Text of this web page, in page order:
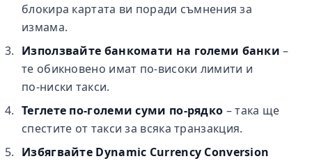
блокира картата ви поради съмнения за
измама.
Използвайте банкомати на големи банки –
те обикновено имат по‑високи лимити и
по‑ниски такси.
Теглете по‑големи суми по‑рядко – така ще
спестите от такси за всяка транзакция.
Избягвайте Dynamic Currency Conversion